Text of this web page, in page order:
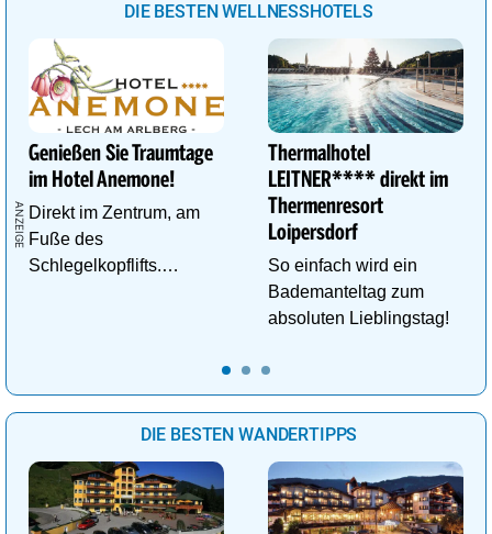
DIE BESTEN WELLNESSHOTELS
Genießen Sie Traumtage
im Hotel Anemone!
Direkt im Zentrum, am
Fuße des
Schlegelkopflifts.
Thermalhotel
LEITNER**** direkt im
Thermenresort
Loipersdorf
So einfach wird ein
Bademanteltag zum
absoluten Lieblingstag!
DIE BESTEN WANDERTIPPS